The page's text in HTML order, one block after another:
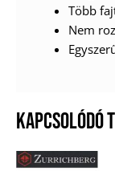
Több
Nem
KAPCSOLÓDÓ